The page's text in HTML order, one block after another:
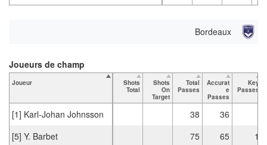
Bordeaux
Joueur
Shots
Total
Shots
On
Target
Total
Passes
Accurat
e
Passes
Key
Passes
[1] Karl-Johan Johnsson 38
36
[5] Y. Barbet
75 65 1
Joueurs de champ